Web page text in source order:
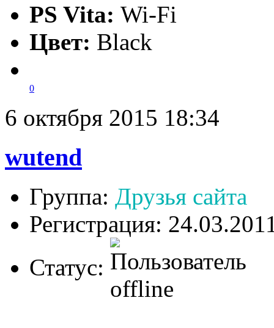
PS Vita: Wi-Fi
Цвет: Black
0
6 октября 2015 18:34
wutend
Группа: Друзья сайта
Регистрация:
Статус: